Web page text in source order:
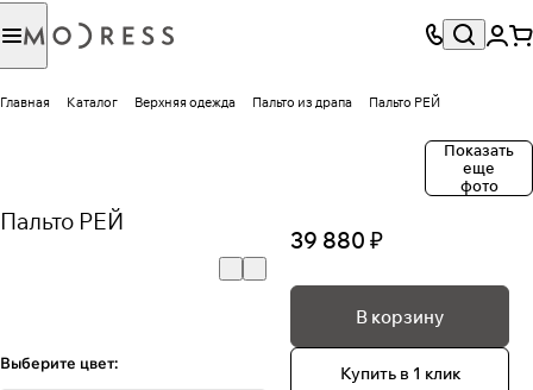
Главная Каталог Верхняя одежда Пальто из драпа Пальто РЕЙ
Показать
еще
фото
Пальто РЕЙ
Выберите цвет:
39 880 ₽
В корзину
Купить в 1 клик